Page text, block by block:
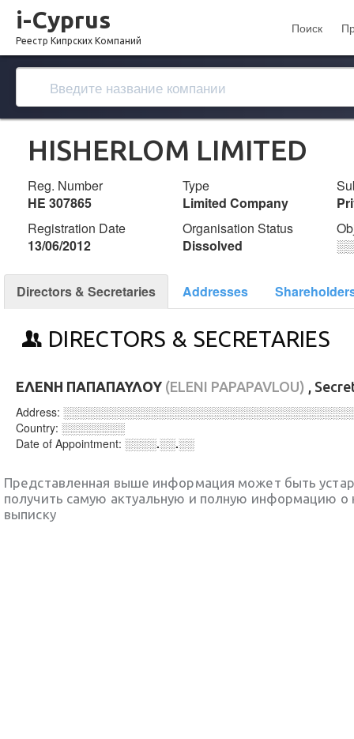
i-Cyprus
Реестр Кипрских Компаний
Поиск
HISHERLOM LIMITED
Reg. Number
ΗΕ 307865
Type
Limited Company
Registration Date
13/06/2012
Organisation Status
Dissolved
Directors & Secretaries Addresses
DIRECTORS & SECRETARIES
ΕΛΕΝΗ ΠΑΠΑΠΑΥΛΟΥ (ELENI PAPAPAVLOU) ,
Address:
Country: ░░░░░░░░
Date of Appointment: ░░░░.░░.░░
Представленная выше информация может быть
получить самую актуальную и полную информацию о
выписку